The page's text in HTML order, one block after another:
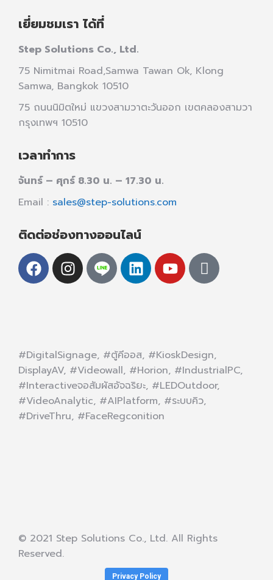
เยี่ยมชมเรา ได้ที่
Step Solutions Co., Ltd.
75 Nimitmai Road,Samwa Tawan Ok, Klong
Samwa, Bangkok 10510
75 ถนนนิมิตใหม่ แขวงสามวาตะวันออก เขตคลองสามวา
กรุงเทพฯ 10510
เวลาทำการ
จันทร์ – ศุกร์ 8.30 น. – 17.30 น.
Email : sales@step-solutions.com
ติดต่อช่องทางออนไลน์
#DigitalSignage, #ตู้คีออส, #KioskDesign,
DisplayAV, #Videowall, #Horion, #IndustrialPC,
#Interactiveจอสัมผัสอัจฉริยะ, #LEDOutdoor,
#VideoAnalytic, #AIPlatform, #ระบบคิว,
#DriveThru, #FaceRegconition
© 2021 Step Solutions Co., Ltd. All Rights
Reserved.
Privacy Policy